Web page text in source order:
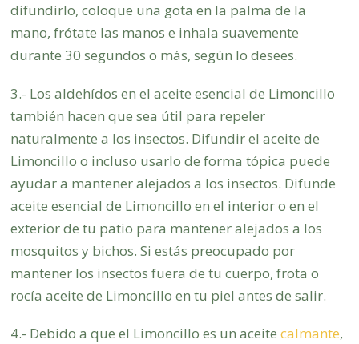
difundirlo, coloque una gota en la palma de la
mano, frótate las manos e inhala suavemente
durante 30 segundos o más, según lo desees.
3.- Los aldehídos en el aceite esencial de Limoncillo
también hacen que sea útil para repeler
naturalmente a los insectos. Difundir el aceite de
Limoncillo o incluso usarlo de forma tópica puede
ayudar a mantener alejados a los insectos. Difunde
aceite esencial de Limoncillo en el interior o en el
exterior de tu patio para mantener alejados a los
mosquitos y bichos. Si estás preocupado por
mantener los insectos fuera de tu cuerpo, frota o
rocía aceite de Limoncillo en tu piel antes de salir.
4.- Debido a que el Limoncillo es un aceite calmante,